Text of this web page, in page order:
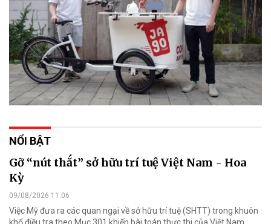
NỔI BẬT
Gỡ “nút thắt” sở hữu trí tuệ Việt Nam - Hoa
Kỳ
09/08/2026 11:06
Việc Mỹ đưa ra các quan ngại về sở hữu trí tuệ (SHTT) trong khuôn
khổ điều tra theo Mục 301 khiến bài toán thực thi của Việt Nam